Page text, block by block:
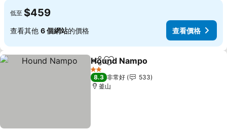
低至 $459
查看其他 6 個網站的價格 查看價格
分享 加入我的最愛
Hound Nampo
2 星級
8.3 非常好
533
釜山